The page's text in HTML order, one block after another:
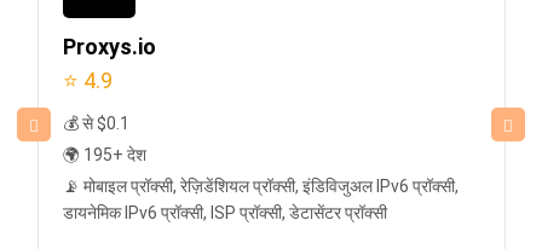
Proxys.io
⭐ 4.9
💰 से $0.1
🌍 195+ देश
📡 मोबाइल प्रॉक्सी, रेज़िडेंशियल प्रॉक्सी, इंडिविजुअल IPv6 प्रॉक्सी,
डायनेमिक IPv6 प्रॉक्सी, ISP प्रॉक्सी, डेटासेंटर प्रॉक्सी